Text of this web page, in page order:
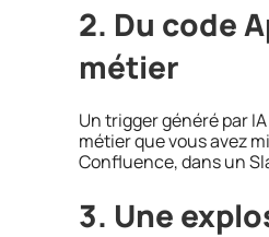
2. Du code
métier
Un trigger généré par
métier que vous avez
Confluence, dans un
3. Une